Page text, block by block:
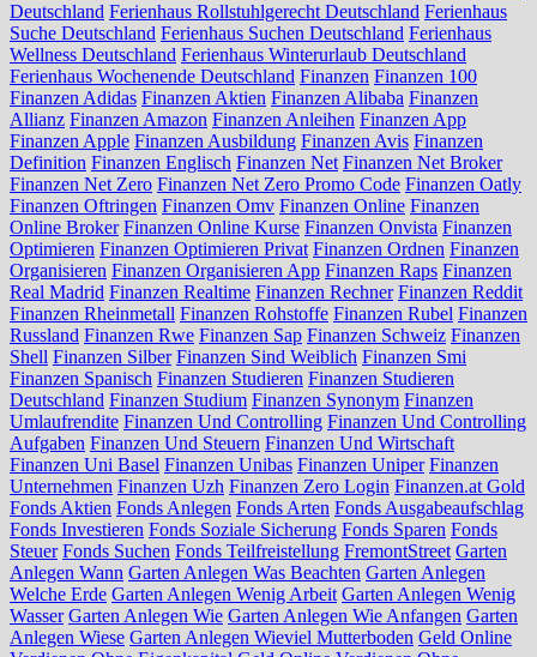
Deutschland Ferienhaus Rollstuhlgerecht Deutschland Ferienhaus
Suche Deutschland Ferienhaus Suchen Deutschland Ferienhaus
Wellness Deutschland Ferienhaus Winterurlaub Deutschland
Ferienhaus Wochenende Deutschland Finanzen Finanzen 100
Finanzen Adidas Finanzen Aktien Finanzen Alibaba Finanzen
Allianz Finanzen Amazon Finanzen Anleihen Finanzen App
Finanzen Apple Finanzen Ausbildung Finanzen Avis Finanzen
Definition Finanzen Englisch Finanzen Net Finanzen Net Broker
Finanzen Net Zero Finanzen Net Zero Promo Code Finanzen Oatly
Finanzen Oftringen Finanzen Omv Finanzen Online Finanzen
Online Broker Finanzen Online Kurse Finanzen Onvista Finanzen
Optimieren Finanzen Optimieren Privat Finanzen Ordnen Finanzen
Organisieren Finanzen Organisieren App Finanzen Raps Finanzen
Real Madrid Finanzen Realtime Finanzen Rechner Finanzen Reddit
Finanzen Rheinmetall Finanzen Rohstoffe Finanzen Rubel Finanzen
Russland Finanzen Rwe Finanzen Sap Finanzen Schweiz Finanzen
Shell Finanzen Silber Finanzen Sind Weiblich Finanzen Smi
Finanzen Spanisch Finanzen Studieren Finanzen Studieren
Deutschland Finanzen Studium Finanzen Synonym Finanzen
Umlaufrendite Finanzen Und Controlling Finanzen Und Controlling
Aufgaben Finanzen Und Steuern Finanzen Und Wirtschaft
Finanzen Uni Basel Finanzen Unibas Finanzen Uniper Finanzen
Unternehmen Finanzen Uzh Finanzen Zero Login Finanzen.at Gold
Fonds Aktien Fonds Anlegen Fonds Arten Fonds Ausgabeaufschlag
Fonds Investieren Fonds Soziale Sicherung Fonds Sparen Fonds
Steuer Fonds Suchen Fonds Teilfreistellung FremontStreet Garten
Anlegen Wann Garten Anlegen Was Beachten Garten Anlegen
Welche Erde Garten Anlegen Wenig Arbeit Garten Anlegen Wenig
Wasser Garten Anlegen Wie Garten Anlegen Wie Anfangen Garten
Anlegen Wiese Garten Anlegen Wieviel Mutterboden Geld Online